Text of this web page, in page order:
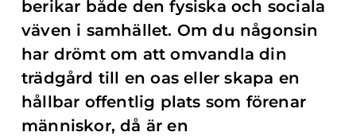
berikar både den fysiska och sociala
väven i samhället. Om du någonsin
har drömt om att omvandla din
trädgård till en oas eller skapa en
hållbar offentlig plats som förenar
människor, då är en